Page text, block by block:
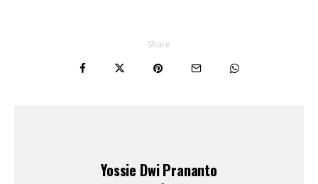
Share
Yossie Dwi Prananto